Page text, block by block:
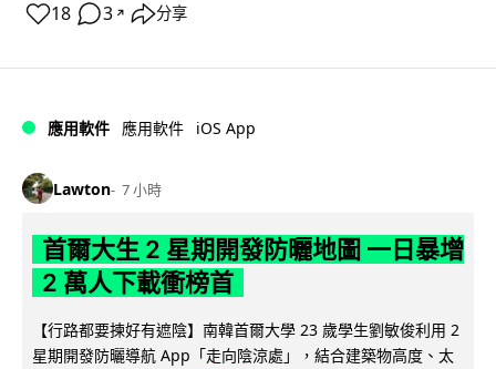
18 3 ↗ 分享
應用軟件 應用軟件 iOS App
Lawton 7 小時
首爾大生 2 星期開發防曬地圖 一日暴增
2 萬人下載衝榜首
【行路都要揀好有遮陰】南韓首爾大學 23 歲學生劉敏俊利用 2
星期開發防曬導航 App「走向陰涼處」，結合建築物高度、太